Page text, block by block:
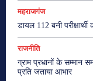
महराजगंज
डायल 112 बनी
राजनीति
ग्राम प्रधानों के सम्मान
प्रति जताया आभार